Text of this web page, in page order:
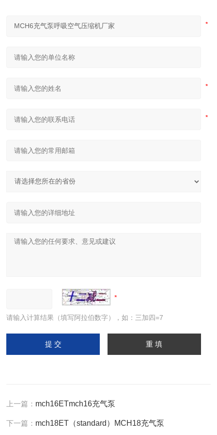
请输入计算结果（填写阿拉伯数字），如：三加四=7
上一篇： mch16ETmch16充气泵
下一篇： mch18ET（standard）MCH18充气泵